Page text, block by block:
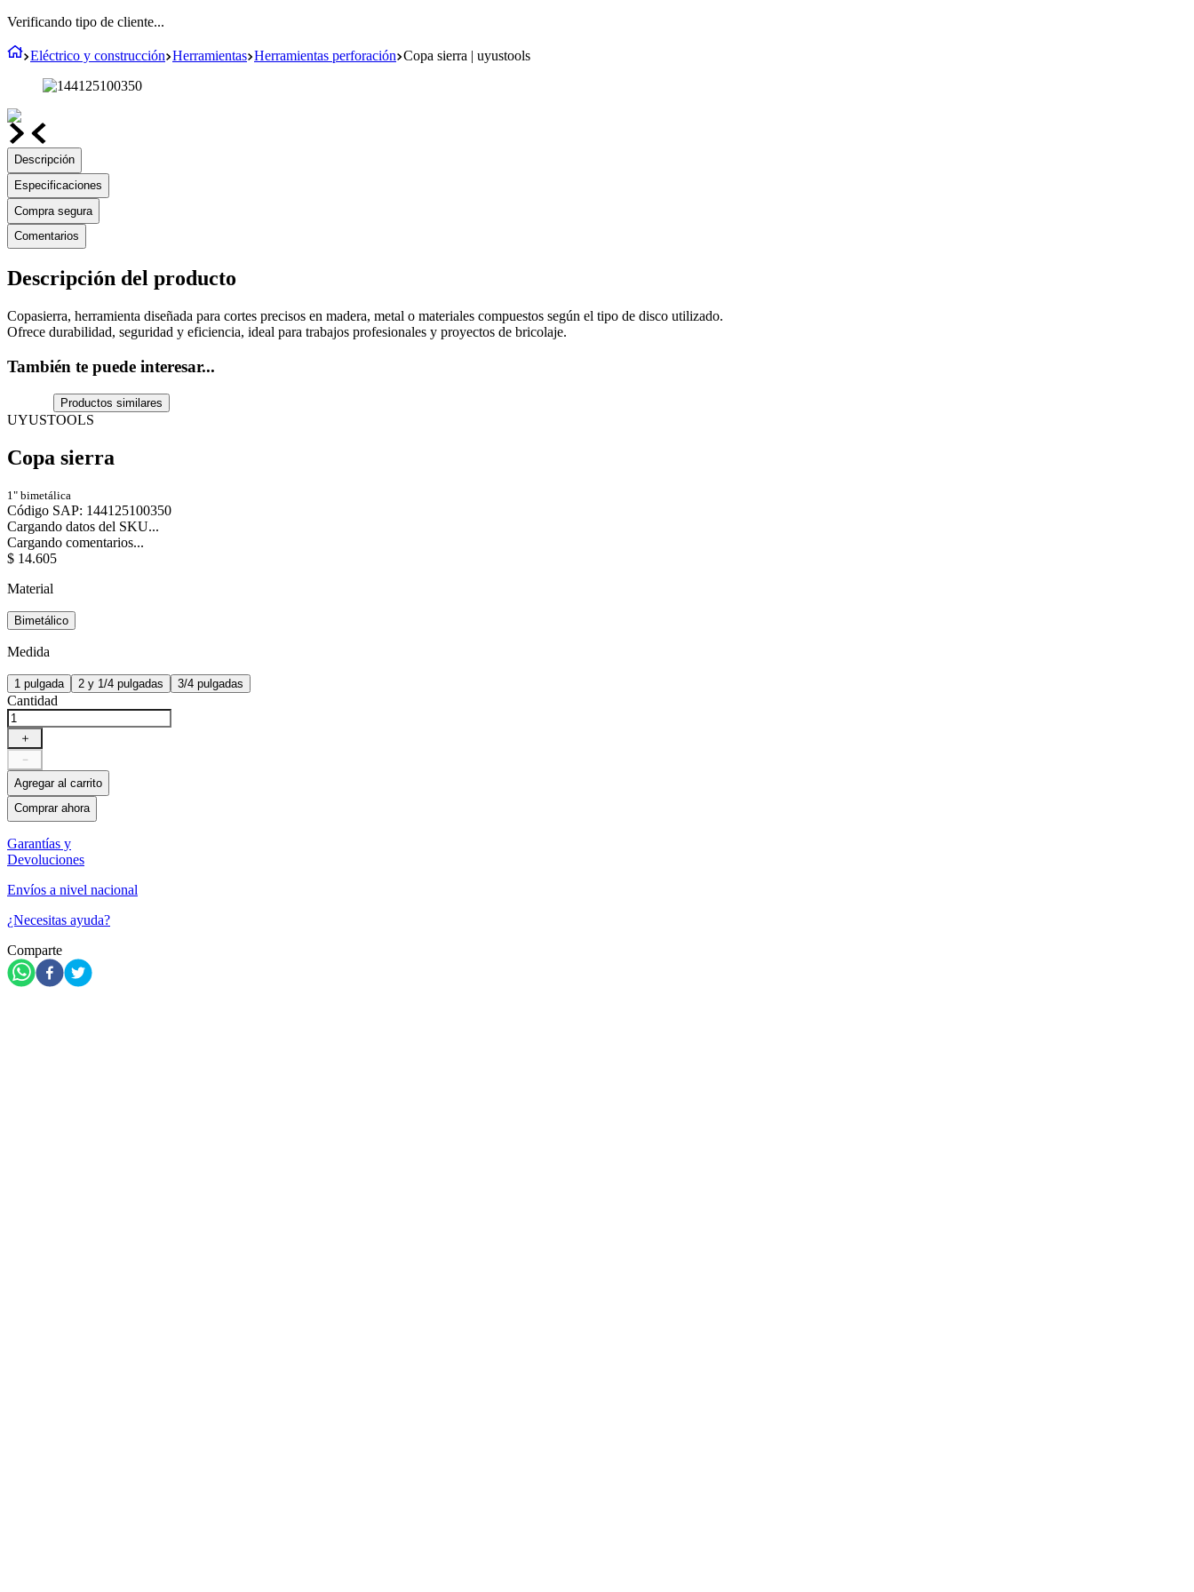
Verificando tipo de cliente...
Eléctrico y construcción Herramientas Herramientas perforación Copa sierra | uyustools
Descripción
Especificaciones
Compra segura
Comentarios
Descripción del producto
Copasierra, herramienta diseñada para cortes precisos en madera, metal o materiales compuestos según el tipo de disco utilizado.
Ofrece durabilidad, seguridad y eficiencia, ideal para trabajos profesionales y proyectos de bricolaje.
También te puede interesar...
Productos similares
UYUSTOOLS
Copa sierra
1" bimetálica
Código SAP: 144125100350
Cargando datos del SKU...
Cargando comentarios...
$ 14.605
Material
Bimetálico
Medida
1 pulgada 2 y 1/4 pulgadas 3/4 pulgadas
Cantidad
＋
－
Agregar al carrito
Comprar ahora
Garantías y
Devoluciones
Envíos a nivel nacional
¿Necesitas ayuda?
Comparte